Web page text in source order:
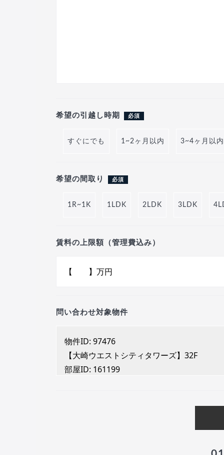
希望の引越し時期 必須
すぐにでも 1~2ヶ月以内 3~4ヶ月以内
希望の間取り 必須
1R~1K 1LDK 2LDK 3LDK
賃料の上限額（管理費込み）
問い合わせ対象物件